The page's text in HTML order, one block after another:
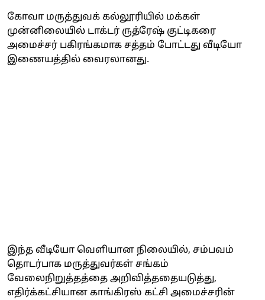
கோவா மருத்துவக் கல்லூரியில் மக்கள்
முன்னிலையில் டாக்டர் ருத்ரேஷ் குட்டிகரை
அமைச்சர் பகிரங்கமாக சத்தம் போட்டது வீடியோ
இணையத்தில் வைரலானது.
இந்த வீடியோ வெளியான நிலையில், சம்பவம்
தொடர்பாக மருத்துவர்கள் சங்கம்
வேலைநிறுத்தத்தை அறிவித்ததையடுத்து,
எதிர்க்கட்சியான காங்கிரஸ் கட்சி அமைச்சரின்